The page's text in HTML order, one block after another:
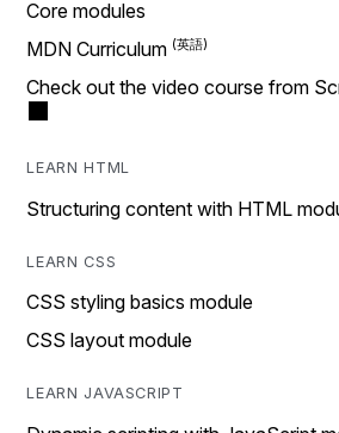
Core modules
MDN Curriculum
Check out the video course from
LEARN HTML
Structuring content with HTML
LEARN CSS
CSS styling basics module
CSS layout module
LEARN JAVASCRIPT